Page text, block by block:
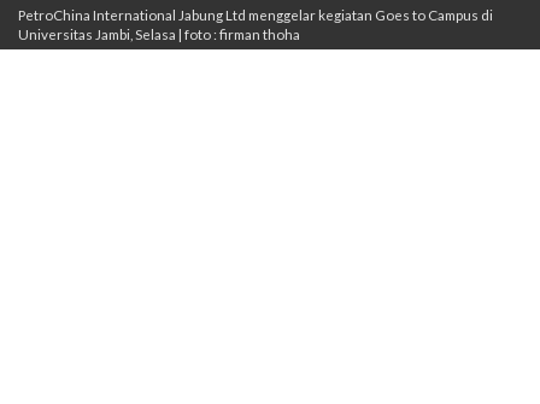
PetroChina International Jabung Ltd menggelar kegiatan Goes to Campus di
Universitas Jambi, Selasa | foto : firman thoha